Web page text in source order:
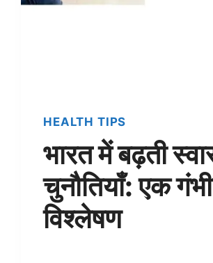
HEALTH TIPS
भारत में बढ़ती
चुनौतियाँ: एक
विश्लेषण